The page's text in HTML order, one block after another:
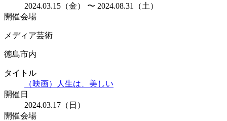
2024.03.15（金） 〜 2024.08.31（土）
開催会場
メディア芸術
徳島市内
タイトル
（映画）人生は、美しい
開催日
2024.03.17（日）
開催会場